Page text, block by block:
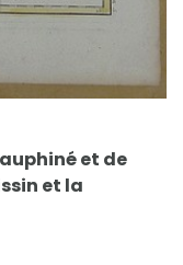
et de
et la